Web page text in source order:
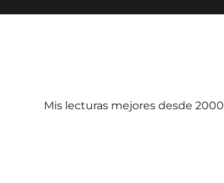
Mis lecturas mejores desde 2000